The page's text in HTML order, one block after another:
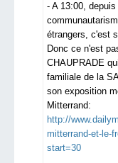
- A 13:00,
étrangers, c'est
Donc ce n'est
CHAUPRADE
familiale de la
son exposition
Mitterrand:
http://
mitterrand-et-le-
start=30